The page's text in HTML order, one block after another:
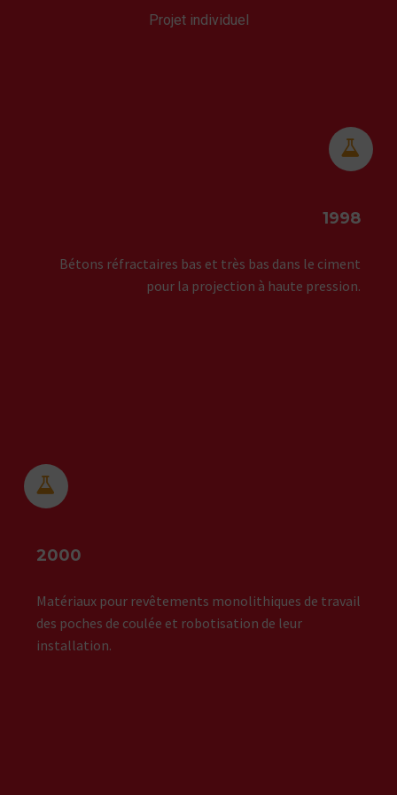
Projet individuel
1998
Bétons réfractaires bas et très bas dans le ciment
pour la projection à haute pression.




2000
Matériaux pour revêtements monolithiques de travail
des poches de coulée et robotisation de leur
installation.